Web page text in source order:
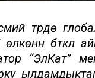
түрдө
өлкөнүн
“ЭлКат”